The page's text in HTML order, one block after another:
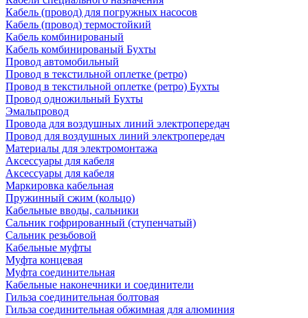
Кабель (провод) для погружных насосов
Кабель (провод) термостойкий
Кабель комбинированый
Кабель комбинированый Бухты
Провод автомобильный
Провод в текстильной оплетке (ретро)
Провод в текстильной оплетке (ретро) Бухты
Провод одножильный Бухты
Эмальпровод
Провода для воздушных линий электропередач
Провод для воздушных линий электропередач
Материалы для электромонтажа
Аксессуары для кабеля
Аксессуары для кабеля
Маркировка кабельная
Пружинный сжим (кольцо)
Кабельные вводы, сальники
Сальник гофрированный (ступенчатый)
Сальник резьбовой
Кабельные муфты
Муфта концевая
Муфта соединительная
Кабельные наконечники и соединители
Гильза соединительная болтовая
Гильза соединительная обжимная для алюминия